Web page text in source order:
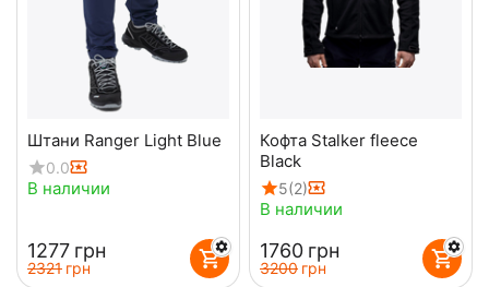
Штани Ranger Light Blue
0.0
В наличии
‍1277‍ грн
‍2321‍ грн
Кофта Stalker fleece
Black
5(2)
В наличии
‍1760‍ грн
‍3200‍ грн